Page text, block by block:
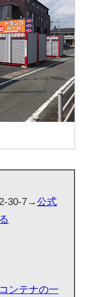
30-7→公式
ンテナの一